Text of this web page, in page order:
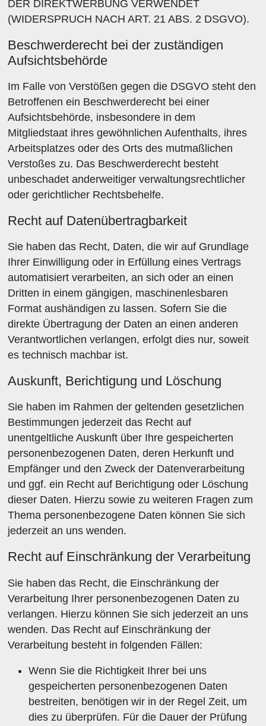
DER DIREKTWERBUNG VERWENDET
(WIDERSPRUCH NACH ART. 21 ABS. 2 DSGVO).
Beschwerde­recht bei der zuständigen
Aufsichts­behörde
Im Falle von Verstößen gegen die DSGVO steht den
Betroffenen ein Beschwerderecht bei einer
Aufsichtsbehörde, insbesondere in dem
Mitgliedstaat ihres gewöhnlichen Aufenthalts, ihres
Arbeitsplatzes oder des Orts des mutmaßlichen
Verstoßes zu. Das Beschwerderecht besteht
unbeschadet anderweitiger verwaltungsrechtlicher
oder gerichtlicher Rechtsbehelfe.
Recht auf Daten­übertrag­barkeit
Sie haben das Recht, Daten, die wir auf Grundlage
Ihrer Einwilligung oder in Erfüllung eines Vertrags
automatisiert verarbeiten, an sich oder an einen
Dritten in einem gängigen, maschinenlesbaren
Format aushändigen zu lassen. Sofern Sie die
direkte Übertragung der Daten an einen anderen
Verantwortlichen verlangen, erfolgt dies nur, soweit
es technisch machbar ist.
Auskunft, Berichtigung und Löschung
Sie haben im Rahmen der geltenden gesetzlichen
Bestimmungen jederzeit das Recht auf
unentgeltliche Auskunft über Ihre gespeicherten
personenbezogenen Daten, deren Herkunft und
Empfänger und den Zweck der Datenverarbeitung
und ggf. ein Recht auf Berichtigung oder Löschung
dieser Daten. Hierzu sowie zu weiteren Fragen zum
Thema personenbezogene Daten können Sie sich
jederzeit an uns wenden.
Recht auf Einschränkung der Verarbeitung
Sie haben das Recht, die Einschränkung der
Verarbeitung Ihrer personenbezogenen Daten zu
verlangen. Hierzu können Sie sich jederzeit an uns
wenden. Das Recht auf Einschränkung der
Verarbeitung besteht in folgenden Fällen:
Wenn Sie die Richtigkeit Ihrer bei uns
gespeicherten personenbezogenen Daten
bestreiten, benötigen wir in der Regel Zeit, um
dies zu überprüfen. Für die Dauer der Prüfung